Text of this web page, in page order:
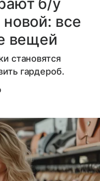
все
вещей
становятся
гардероб.